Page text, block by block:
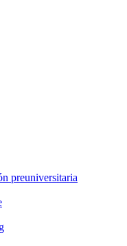
preuniversitaria